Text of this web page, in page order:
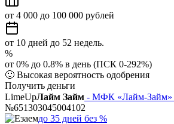
от 4 000 до 100 000 рублей
от 10 дней до 52 недель.
%
от 0% до 0.8% в день (ПСК 0-292%)
🙂 Высокая вероятность одобрения
Получить деньги
LimeUpЛайм Займ - МФК «Лайм-
№651303045004102
до 35 дней без %